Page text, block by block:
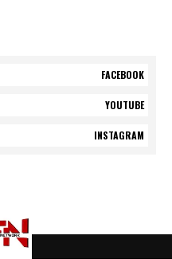
FACEBOOK
YOUTUBE
INSTAGRAM